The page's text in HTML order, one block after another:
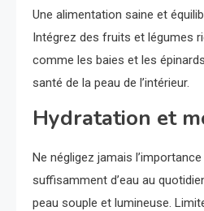
Une alimentation saine et
Intégrez des fruits et légumes
comme les baies et les
santé de la peau de l’intérieur.
Hydratation et
Ne négligez jamais
suffisamment d’eau au
peau souple et lumineuse.